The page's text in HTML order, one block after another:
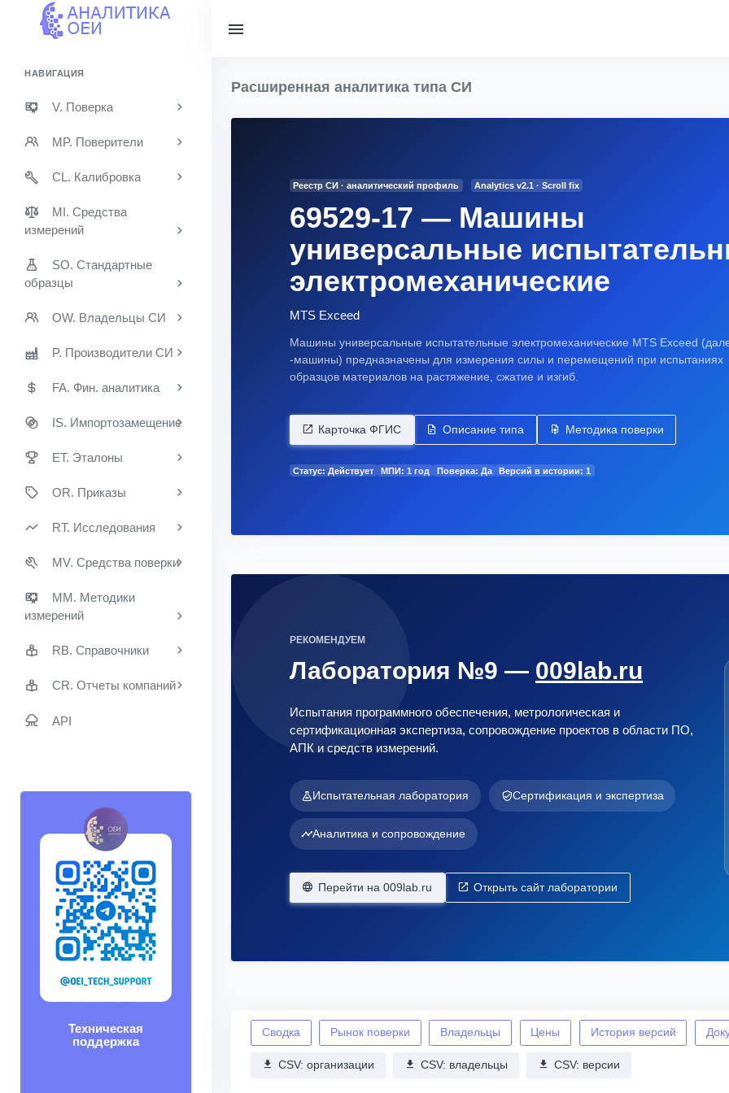
НАВИГАЦИЯ
V. Поверка
MP. Поверители
CL. Калибровка
MI. Средства
измерений
SO. Стандартные
образцы
OW. Владельцы СИ
P. Производители СИ
FA. Фин. аналитика
IS. Импортозамещение
ET. Эталоны
OR. Приказы
RT. Исследования
MV. Средства поверки
MM. Методики
измерений
RB. Справочники
CR. Отчеты компаний
API
Техническая
поддержка
Расширенная аналитика типа СИ
Реестр СИ · аналитический профиль Analytics v2.1 · Scroll fix
69529-17 — Машины
универсальные
электромеханические
MTS Exceed
Машины универсальные испытательные электромеханические MTS Exceed
-машины) предназначены для измерения силы и перемещений при испытаниях
образцов материалов на растяжение, сжатие и изгиб.
Карточка ФГИС Описание типа Методика поверки
Статус: Действует МПИ: 1 год Поверка: Да Версий в истории: 1
РЕКОМЕНДУЕМ
Лаборатория №9 — 009lab.ru
Испытания программного обеспечения, метрологическая и
сертификационная экспертиза, сопровождение проектов в области ПО,
АПК и средств измерений.
Испытательная лаборатория Сертификация и экспертиза
Аналитика и сопровождение
Перейти на 009lab.ru Открыть сайт лаборатории
Сводка Рынок поверки Владельцы Цены История версий
CSV: организации CSV: владельцы CSV: версии